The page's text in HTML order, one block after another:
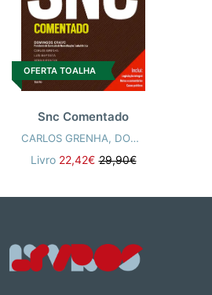
OFERTA TOALHA
Snc Comentado
CARLOS GRENHA, DOMINGOS CRAVO
Livro 22,42€ 29,90€